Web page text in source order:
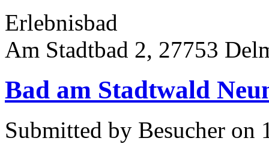
Erlebnisbad
Am Stadtbad 2, 27753
Bad am Stadtwald
Submitted by Besucher on